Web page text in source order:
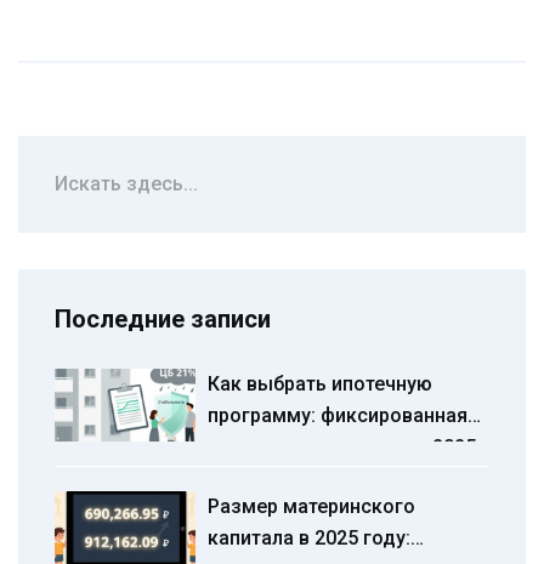
Последние записи
Как выбрать ипотечную
программу: фиксированная
vs плавающая ставка в 2025
Размер материнского
капитала в 2025 году: